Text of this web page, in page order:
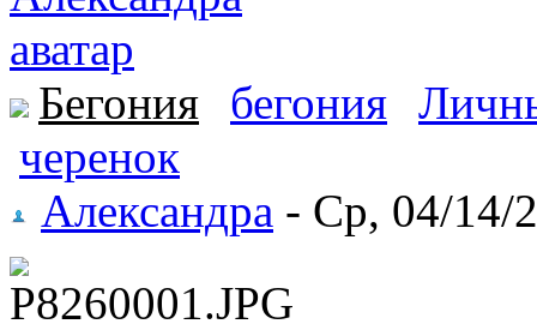
Бегония бегония
черенок
Александра - Ср, 04/14/